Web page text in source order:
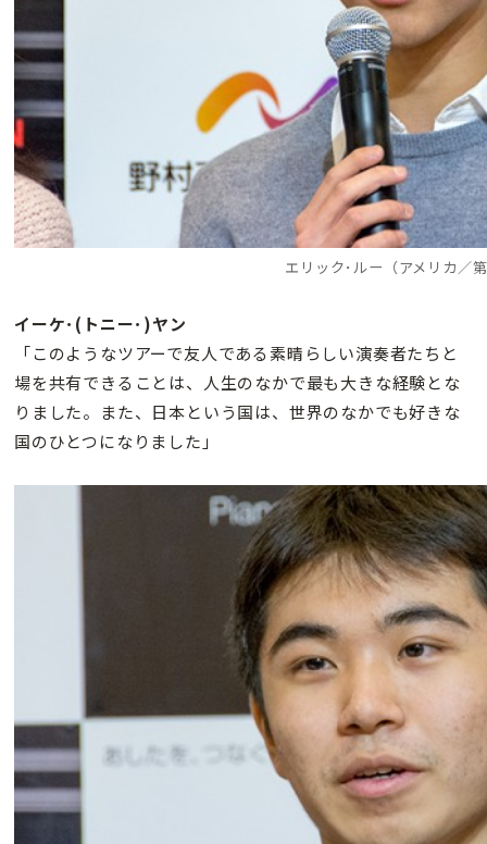
エリック･ルー（アメリカ／
イーケ･(トニー･)ヤン
「このようなツアーで友人である素晴らしい演奏者たちと
場を共有できることは、人生のなかで最も大きな経験とな
りました。また、日本という国は、世界のなかでも好きな
国のひとつになりました」